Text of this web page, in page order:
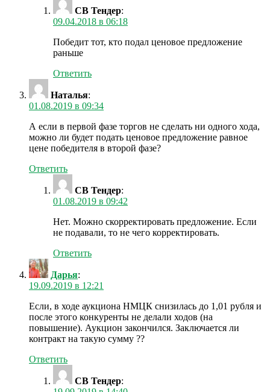
СВ Тендер:
09.04.2018 в 06:18
Победит тот, кто подал ценовое предложение
раньше
Ответить
Наталья:
01.08.2019 в 09:34
А если в первой фазе торгов не сделать ни одного хода,
можно ли будет подать ценовое предложение равное
цене победителя в второй фазе?
Ответить
СВ Тендер:
01.08.2019 в 09:42
Нет. Можно скорректировать предложение. Если
не подавали, то не чего корректировать.
Ответить
Дарья:
19.09.2019 в 12:21
Если, в ходе аукциона НМЦК снизилась до 1,01 рубля и
после этого конкуренты не делали ходов (на
повышение). Аукцион закончился. Заключается ли
контракт на такую сумму ??
Ответить
СВ Тендер: